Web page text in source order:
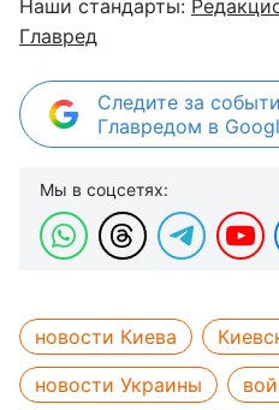
Наши стандарты:
Главред
Следите за
Главредом в
Мы в соцсетях:
новости Киева
новости Украины